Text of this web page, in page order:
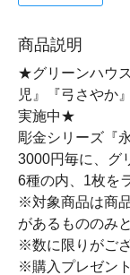
商品説明
★グリーンハウ
児』『弓さやか
実施中★
彫金シリーズ『
3000円毎に、グ
6種の内、1枚を
※対象商品は商
があるもののみ
※数に限りがござ
※購入プレゼン